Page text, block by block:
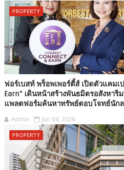
PROPERTY
ฟอร์เบสท์ พร็อพเพอร์ตี้ส์ เปิดตัวแคม
Earn” เดินหน้าสร้างพันธมิตรอสังหา
แพลตฟอร์มค้นหาทรัพย์ตอบโจทย์นัก
Admin Jun 04, 2026
PROPERTY